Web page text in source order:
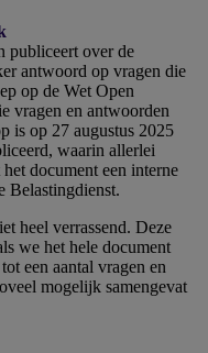
publiceert over de
antwoord op vragen die
op de Wet Open
vragen en antwoorden
is op 27 augustus 2025
waarin allerlei
document een interne
Belastingdienst.
heel verrassend. Deze
we het hele document
een aantal vragen en
mogelijk samengevat